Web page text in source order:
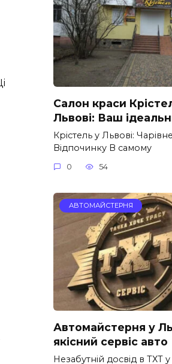
Салон краси
Львові: Ваш
Крістель у Львові:
Відпочинку В самому
0 54
АВТОМАЙСТЕРНЯ
Автомайстерня у
якісний сервіс авто
Незабутній досвід в ТХТ